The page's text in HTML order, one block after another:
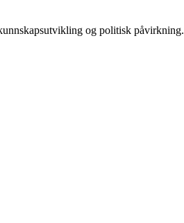
og politisk påvirkning.